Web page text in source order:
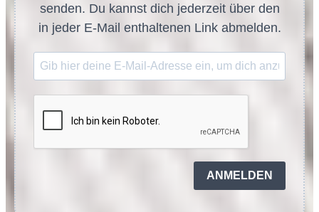
senden. Du kannst dich jederzeit über den
in jeder E-Mail enthaltenen Link abmelden.
ANMELDEN